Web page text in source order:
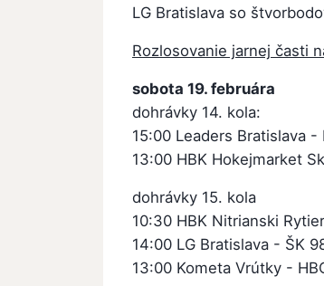
LG Bratislava so
Rozlosovanie jarnej časti
sobota 19. februára
dohrávky 14. kola:
15:00 Leaders Bratislava -
13:00 HBK Hokejmarket
dohrávky 15. kola
10:30 HBK Nitrianski
14:00 LG Bratislava - ŠK
13:00 Kometa Vrútky -